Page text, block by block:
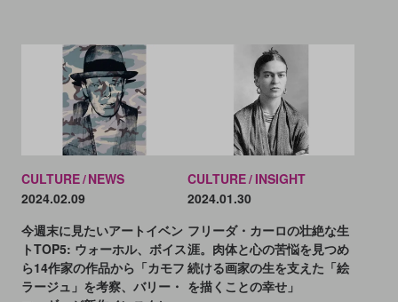
CULTURE NEWS
2024.02.09
今週末に見たいアートイベン
トTOP5: ウォーホル、ボイス
ら14作家の作品から「カモフ
ラージュ」を考察、バリー・
CULTURE INSIGHT
2024.01.30
フリーダ・カーロの壮絶な生
涯。肉体と心の苦悩を見つめ
続ける画家の生を支えた「絵
を描くことの幸せ」